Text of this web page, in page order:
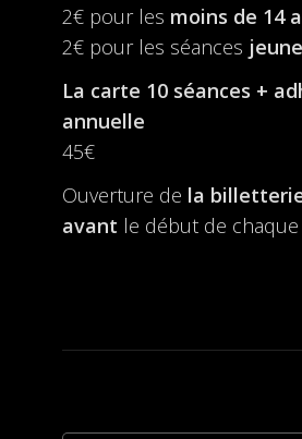
2€ pour les moins de 14
2€ pour les séances
La carte 10 séances +
annuelle
45€
Ouverture de la
avant le début de chaque